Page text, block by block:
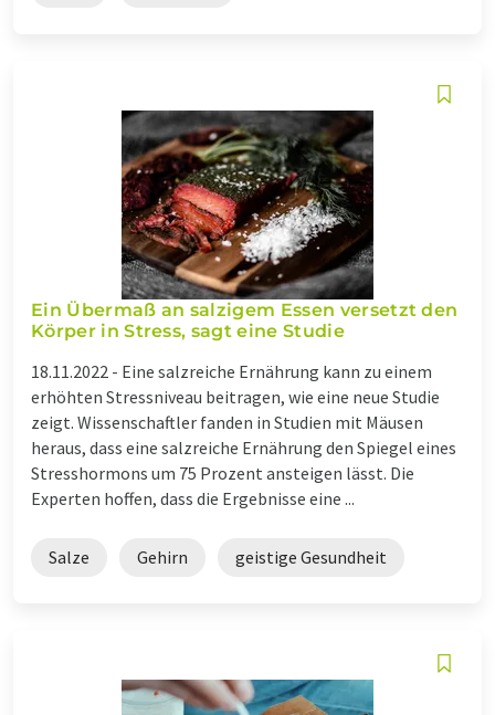
Ein Übermaß an salzigem Essen versetzt den
Körper in Stress, sagt eine Studie
18.11.2022 - Eine salzreiche Ernährung kann zu einem
erhöhten Stressniveau beitragen, wie eine neue Studie
zeigt. Wissenschaftler fanden in Studien mit Mäusen
heraus, dass eine salzreiche Ernährung den Spiegel eines
Stresshormons um 75 Prozent ansteigen lässt. Die
Experten hoffen, dass die Ergebnisse eine ...
Salze Gehirn geistige Gesundheit